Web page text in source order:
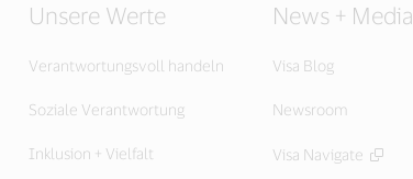
Unsere Werte
Verantwortungsvoll handeln
Soziale Verantwortung
Inklusion + Vielfalt
News + Media
Visa Blog
Newsroom
Visa Navigate